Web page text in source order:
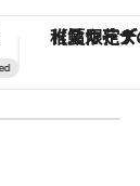
【夏限定ディナーコース】旬を